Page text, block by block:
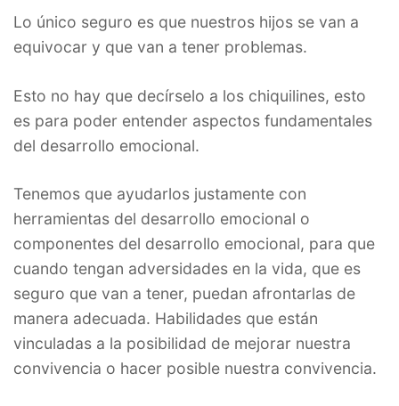
Lo único seguro es que nuestros hijos se van a
equivocar y que van a tener problemas.
Esto no hay que decírselo a los chiquilines, esto
es para poder entender aspectos fundamentales
del desarrollo emocional.
Tenemos que ayudarlos justamente con
herramientas del desarrollo emocional o
componentes del desarrollo emocional, para que
cuando tengan adversidades en la vida, que es
seguro que van a tener, puedan afrontarlas de
manera adecuada. Habilidades que están
vinculadas a la posibilidad de mejorar nuestra
convivencia o hacer posible nuestra convivencia.